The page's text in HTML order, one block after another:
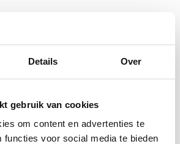
Details Over
gebruik van cookies
om content en advertenties te
functies voor social media te bieden